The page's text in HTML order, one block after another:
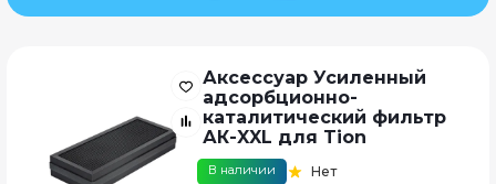
Аксессуар Усиленный
адсорбционно-
каталитический фильтр
АК-XXL для Tion
В наличии Нет